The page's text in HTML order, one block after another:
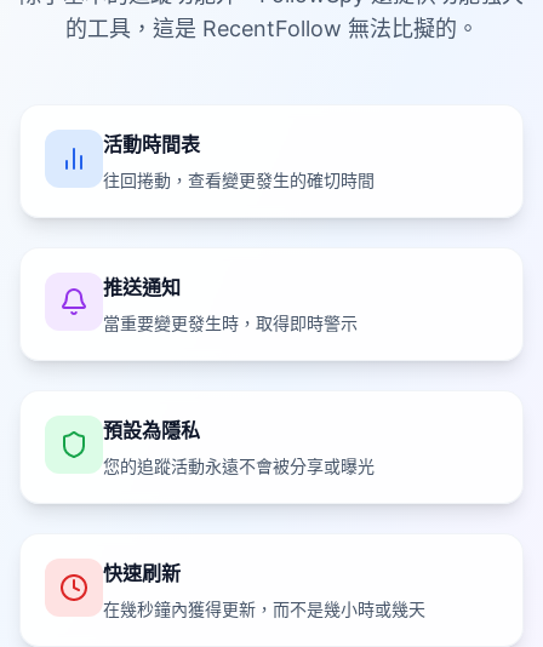
的工具，這是 RecentFollow 無法比擬的。
活動時間表
往回捲動，查看變更發生的確切時間
推送通知
當重要變更發生時，取得即時警示
預設為隱私
您的追蹤活動永遠不會被分享或曝光
快速刷新
在幾秒鐘內獲得更新，而不是幾小時或幾天